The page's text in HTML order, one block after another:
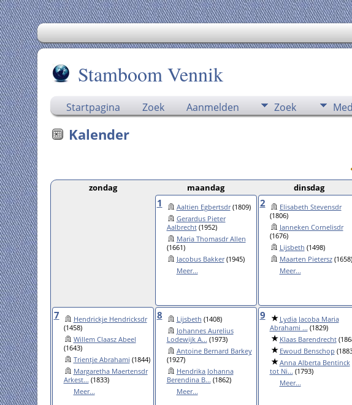
Stamboom Vennik
Startpagina Zoek Aanmelden Zoek
Kalender
zondag maandag dinsdag
1 Aaltien Egbertsdr(1809)
Gerardus Pieter
Aalbrecht(1952)
Maria Thomasdr Allen
(1661)
Jacobus Bakker(1945)
Meer...
2
Elisabeth Stevensdr
(1806)
Janneken Cornelisdr
(1676)
Lijsbeth (1498)
Maarten Pietersz(1658)
Meer...
7
Hendrickje Hendricksdr
(1458)
Willem Claasz Abeel
(1643)
Trientje Abrahami (1844)
Margaretha Maertensdr
Arkest... (1833)
Meer...
8 Lijsbeth (1408)
Johannes Aurelius
Lodewijk A... (1973)
Antoine Bernard Barkey
(1927)
Hendrika Johanna
Berendina B... (1862)
Meer...
9
Lydia Jacoba Maria
Abrahami ... (1829)
Klaas Barendrecht
Ewoud Benschop
Anna Alberta Bentinck
tot Ni... (1793)
Meer...